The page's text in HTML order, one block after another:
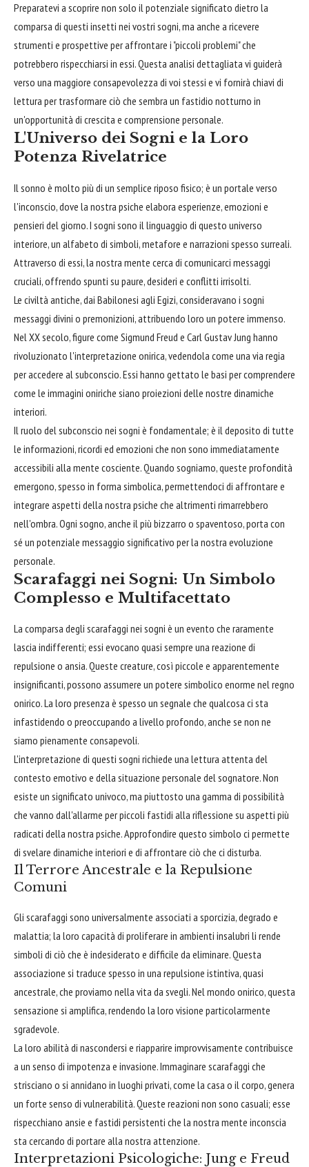
Preparatevi a scoprire non solo il potenziale significato dietro la
comparsa di questi insetti nei vostri sogni, ma anche a ricevere
strumenti e prospettive per affrontare i "piccoli problemi" che
potrebbero rispecchiarsi in essi. Questa analisi dettagliata vi guiderà
verso una maggiore consapevolezza di voi stessi e vi fornirà chiavi di
lettura per trasformare ciò che sembra un fastidio notturno in
un'opportunità di crescita e comprensione personale.
L'Universo dei Sogni e la Loro
Potenza Rivelatrice
Il sonno è molto più di un semplice riposo fisico; è un portale verso
l'inconscio, dove la nostra psiche elabora esperienze, emozioni e
pensieri del giorno. I sogni sono il linguaggio di questo universo
interiore, un alfabeto di simboli, metafore e narrazioni spesso surreali.
Attraverso di essi, la nostra mente cerca di comunicarci messaggi
cruciali, offrendo spunti su paure, desideri e conflitti irrisolti.
Le civiltà antiche, dai Babilonesi agli Egizi, consideravano i sogni
messaggi divini o premonizioni, attribuendo loro un potere immenso.
Nel XX secolo, figure come Sigmund Freud e Carl Gustav Jung hanno
rivoluzionato l'interpretazione onirica, vedendola come una via regia
per accedere al subconscio. Essi hanno gettato le basi per comprendere
come le immagini oniriche siano proiezioni delle nostre dinamiche
interiori.
Il ruolo del subconscio nei sogni è fondamentale; è il deposito di tutte
le informazioni, ricordi ed emozioni che non sono immediatamente
accessibili alla mente cosciente. Quando sogniamo, queste profondità
emergono, spesso in forma simbolica, permettendoci di affrontare e
integrare aspetti della nostra psiche che altrimenti rimarrebbero
nell'ombra. Ogni sogno, anche il più bizzarro o spaventoso, porta con
sé un potenziale messaggio significativo per la nostra evoluzione
personale.
Scarafaggi nei Sogni: Un Simbolo
Complesso e Multifacettato
La comparsa degli scarafaggi nei sogni è un evento che raramente
lascia indifferenti; essi evocano quasi sempre una reazione di
repulsione o ansia. Queste creature, così piccole e apparentemente
insignificanti, possono assumere un potere simbolico enorme nel regno
onirico. La loro presenza è spesso un segnale che qualcosa ci sta
infastidendo o preoccupando a livello profondo, anche se non ne
siamo pienamente consapevoli.
L'interpretazione di questi sogni richiede una lettura attenta del
contesto emotivo e della situazione personale del sognatore. Non
esiste un significato univoco, ma piuttosto una gamma di possibilità
che vanno dall'allarme per piccoli fastidi alla riflessione su aspetti più
radicati della nostra psiche. Approfondire questo simbolo ci permette
di svelare dinamiche interiori e di affrontare ciò che ci disturba.
Il Terrore Ancestrale e la Repulsione
Comuni
Gli scarafaggi sono universalmente associati a sporcizia, degrado e
malattia; la loro capacità di proliferare in ambienti insalubri li rende
simboli di ciò che è indesiderato e difficile da eliminare. Questa
associazione si traduce spesso in una repulsione istintiva, quasi
ancestrale, che proviamo nella vita da svegli. Nel mondo onirico, questa
sensazione si amplifica, rendendo la loro visione particolarmente
sgradevole.
La loro abilità di nascondersi e riapparire improvvisamente contribuisce
a un senso di impotenza e invasione. Immaginare scarafaggi che
strisciano o si annidano in luoghi privati, come la casa o il corpo, genera
un forte senso di vulnerabilità. Queste reazioni non sono casuali; esse
rispecchiano ansie e fastidi persistenti che la nostra mente inconscia
sta cercando di portare alla nostra attenzione.
Interpretazioni Psicologiche: Jung e Freud